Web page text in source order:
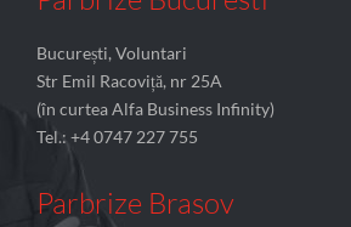
București, Voluntari
Str Emil Racoviță, nr 25A
(în curtea Alfa Business Infinity)
Tel.: +4 0747 227 755
Parbrize Brasov